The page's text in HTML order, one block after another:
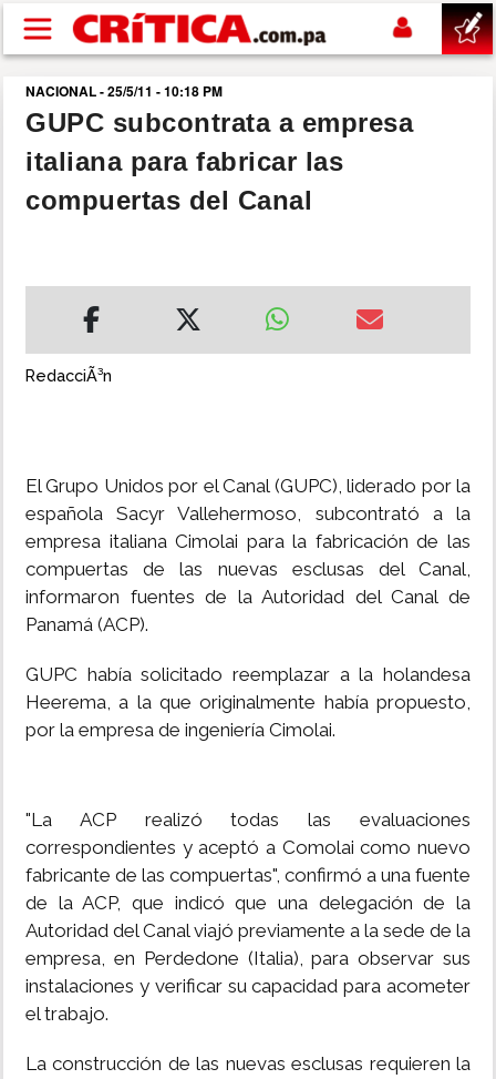
Pasar al contenido principal
buscar
SUCESOS
POLÍTICA
INSÓLITAS
MULTIMEDIA
IMPRESO
NACIONAL - 25/5/11 - 10:18 PM
GUPC subcontrata a empresa
italiana para fabricar las
compuertas del Canal
RedacciÃ³n
El Grupo Unidos por el Canal (GUPC), liderado por la
española Sacyr Vallehermoso, subcontrató a la
empresa italiana Cimolai para la fabricación de las
compuertas de las nuevas esclusas del Canal,
informaron fuentes de la Autoridad del Canal de
Panamá (ACP).
GUPC había solicitado reemplazar a la holandesa
Heerema, a la que originalmente había propuesto,
por la empresa de ingeniería Cimolai.
"La ACP realizó todas las evaluaciones
correspondientes y aceptó a Comolai como nuevo
fabricante de las compuertas", confirmó a una fuente
de la ACP, que indicó que una delegación de la
Autoridad del Canal viajó previamente a la sede de la
empresa, en Perdedone (Italia), para observar sus
instalaciones y verificar su capacidad para acometer
el trabajo.
La construcción de las nuevas esclusas requieren la